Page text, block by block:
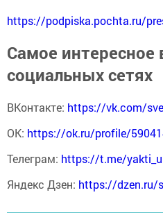
https://podpiska.pochta.ru/
Самое интересное
социальных сетях
ВКонтакте: https://vk.com/
ОК: https://ok.ru/profile/
Телеграм: https://t.me/
Яндекс Дзен: https://dzen.ru/